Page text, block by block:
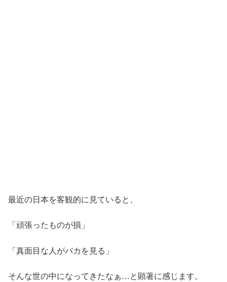
最近の日本を客観的に見ていると、
「頑張ったものが損」
「真面目な人がバカを見る」
そんな世の中になってきたなぁ…と顕著に感じます。